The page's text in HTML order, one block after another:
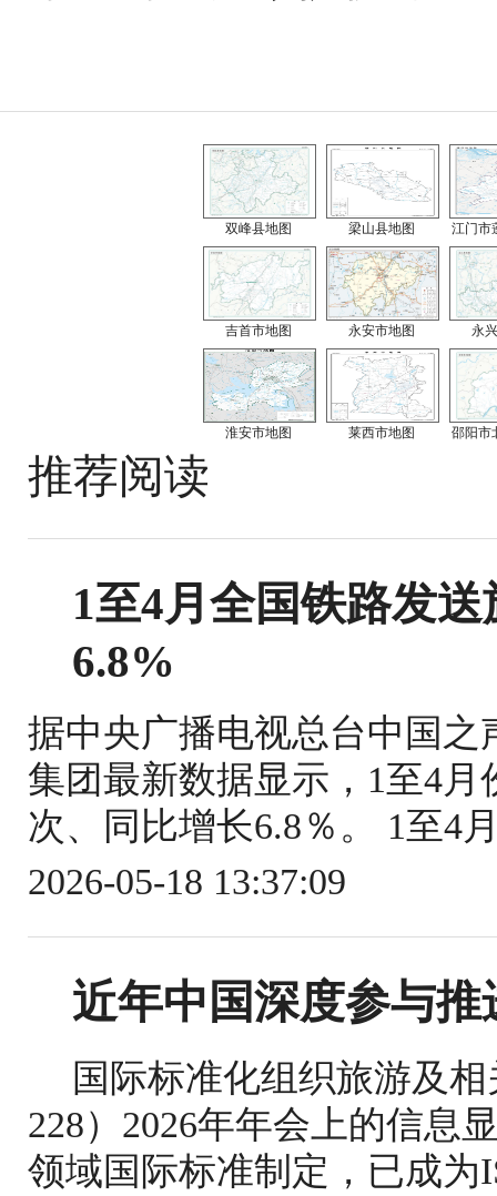
双峰县地图 梁山县地图 江门市
吉首市地图 永安市地图 永
淮安市地图 莱西市地图 邵阳市
推荐阅读
1至4月全国铁路发
6.8%
据中央广播电视总台中国
集团最新数据显示，1至4月
次、同比增长6.8％。 1至4
2026-05-18 13:37:09
近年中国深度参与
国际标准化组织旅游及
228）2026年年会上的信息
领域国际标准制定，已成为